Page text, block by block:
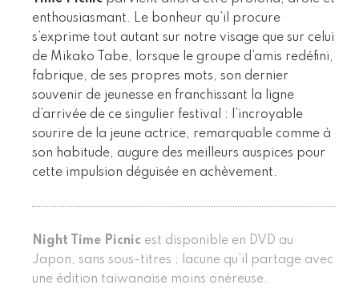
enthousiasmant. Le bonheur qu’il procure
s’exprime tout autant sur notre visage que sur celui
de Mikako Tabe, lorsque le groupe d’amis redéfini,
fabrique, de ses propres mots, son dernier
souvenir de jeunesse en franchissant la ligne
d’arrivée de ce singulier festival : l’incroyable
sourire de la jeune actrice, remarquable comme à
son habitude, augure des meilleurs auspices pour
cette impulsion déguisée en achèvement.
Night Time Picnic est disponible en DVD au
Japon, sans sous-titres ; lacune qu’il partage avec
une édition taïwanaise moins onéreuse.